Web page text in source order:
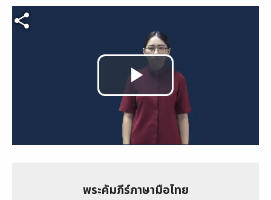
Video file
Play
Video
พระคัมภีร์ภาษามือไทย